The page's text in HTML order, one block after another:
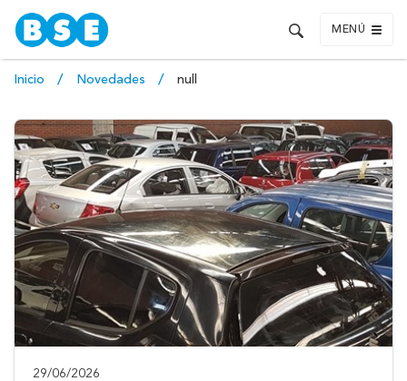
MENÚ
Inicio Novedades null
29/06/2026